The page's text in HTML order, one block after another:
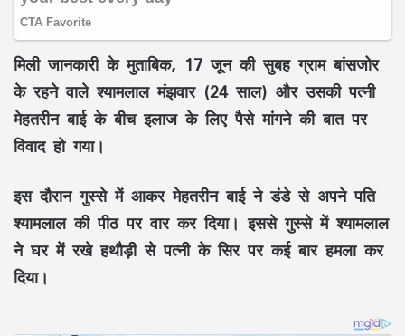
मिली जानकारी के मुताबिक, 17 जून की सुबह ग्राम बांसजोर
के रहने वाले श्यामलाल मंझवार (24 साल) और उसकी पत्नी
मेहतरीन बाई के बीच इलाज के लिए पैसे मांगने की बात पर
विवाद हो गया।
इस दौरान गुस्से में आकर मेहतरीन बाई ने डंडे से अपने पति
श्यामलाल की पीठ पर वार कर दिया। इससे गुस्से में श्यामलाल
ने घर में रखे हथौड़ी से पत्नी के सिर पर कई बार हमला कर
दिया।